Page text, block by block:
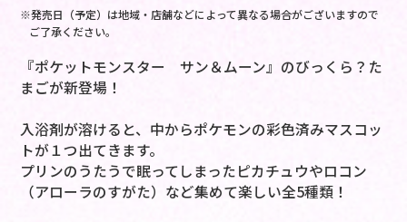
※発売日（予定）は地域・店舗などによって異なる場合がございますので
ご了承ください。
『ポケットモンスター サン＆ムーン』のびっくら？た
まごが新登場！
入浴剤が溶けると、中からポケモンの彩色済みマスコッ
トが１つ出てきます。
プリンのうたうで眠ってしまったピカチュウやロコン
（アローラのすがた）など集めて楽しい全5種類！